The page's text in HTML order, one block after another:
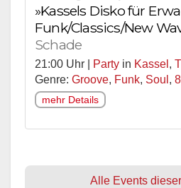
»Kassels Disko für
Funk/Classics/New
Schade
21:00 Uhr | Party in Kassel ,
Genre: Groove, Funk, Soul ,
mehr Details
Alle Events